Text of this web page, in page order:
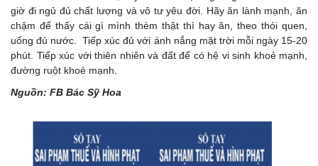
giờ đi ngủ đủ chất lượng và vô tư yêu đời. Hãy ăn lành mạnh, ăn
chậm để thấy cái gì mình thèm thật thì hay ăn, theo thói quen,
uống đủ nước. Tiếp xúc đủ với ánh nắng mặt trời mỗi ngày 15-20
phút. Tiếp xúc với thiên nhiên và đất để có hệ vi sinh khoẻ mạnh,
đường ruột khoẻ mạnh.
Nguồn: FB Bác Sỹ Hoa